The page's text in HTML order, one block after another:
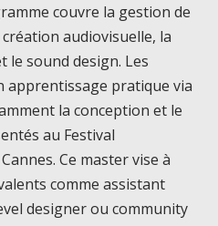
couvre la gestion de
audiovisuelle, la
le sound design. Les
apprentissage pratique via
la conception et le
au Festival
Ce master vise à
comme assistant
designer ou community